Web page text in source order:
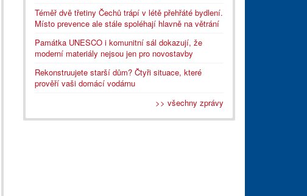
Téměř dvě třetiny Čechů trápí v létě přehřáté bydlení.
Místo prevence ale stále spoléhají hlavně na větrání
Památka UNESCO i komunitní sál dokazují, že
moderní materiály nejsou jen pro novostavby
Rekonstruujete starší dům? Čtyři situace, které
prověří vaši domácí vodárnu
>> všechny zprávy